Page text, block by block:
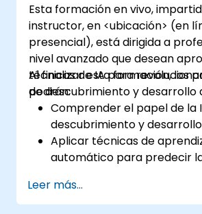
de generalización.
Integrar Stable Diffusion
marcos de aprendizaje
herramientas.
Esta formación en vivo,
instructor, en <ubicación> (en
presencial), está dirigida a
nivel avanzado que desean
técnicas de IA para
de descubrimiento y desarrollo
Al finalizar esta formación, los
podrán:
Comprender el papel de la
descubrimiento y
Aplicar técnicas de
automático para predecir
Utilizar modelos de
para la selección virtual y
Leer más...